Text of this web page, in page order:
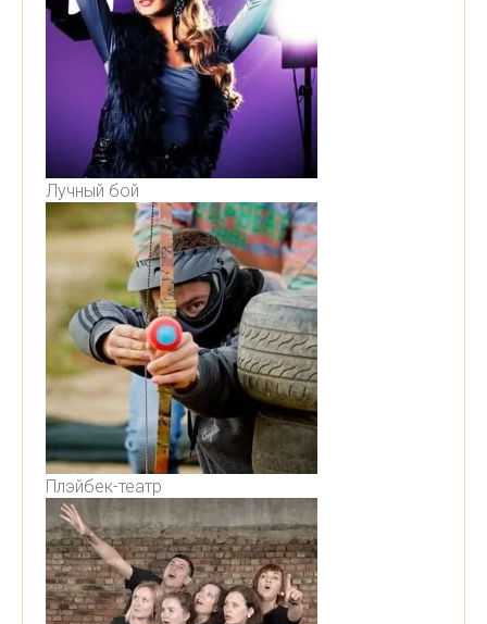
Лучный бой
Плэйбек-театр